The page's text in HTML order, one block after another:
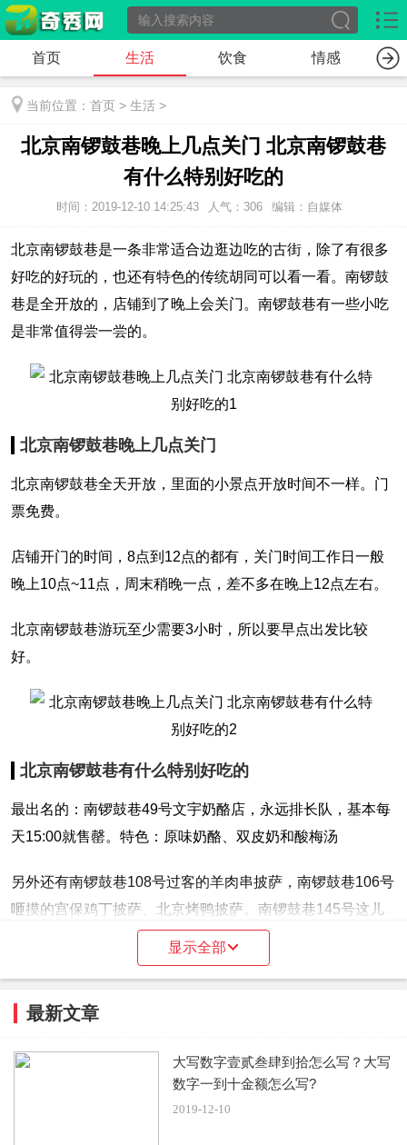
首页 生活 饮食 情感
当前位置： 首页 > 生活 >
北京南锣鼓巷晚上几点关门 北京南锣鼓巷
有什么特别好吃的
时间：2019-12-10 14:25:43 人气：306 编辑：自媒体
北京南锣鼓巷是一条非常适合边逛边吃的古街，除了有很多
好吃的好玩的，也还有特色的传统胡同可以看一看。南锣鼓
巷是全开放的，店铺到了晚上会关门。南锣鼓巷有一些小吃
是非常值得尝一尝的。
北京南锣鼓巷晚上几点关门
北京南锣鼓巷全天开放，里面的小景点开放时间不一样。门
票免费。
店铺开门的时间，8点到12点的都有，关门时间工作日一般
晚上10点~11点，周末稍晚一点，差不多在晚上12点左右。
北京南锣鼓巷游玩至少需要3小时，所以要早点出发比较
好。
北京南锣鼓巷有什么特别好吃的
最出名的：南锣鼓巷49号文宇奶酪店，永远排长队，基本每
天15:00就售罄。特色：原味奶酪、双皮奶和酸梅汤
另外还有南锣鼓巷108号过客的羊肉串披萨，南锣鼓巷106号
咂摸的宫保鸡丁披萨、北京烤鸭披萨。南锣鼓巷145号这儿
没玉米汁儿，鼓楼西大街80号王胖子驴肉火烧，钟楼湾胡同
29号西洋果子，鼓楼东大街309号馄饨侯，南锣鼓巷北口西
号肥猫麻辣香锅……
总之非常多，南锣鼓巷整个巷子全长786米，宽8米，除了有
美食店外还有一些特色小店，特别适合边吃边逛。
显示全部
最新文章
大写数字壹贰叁肆到拾怎么写？大写
数字一到十金额怎么写?
2019-12-10